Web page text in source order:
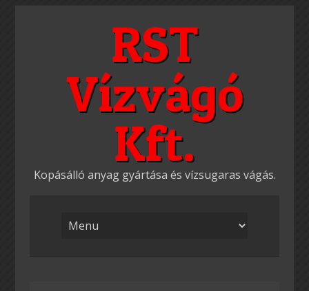
RST
Vízvágó
Kft.
Kopásálló anyag gyártása és vízsugaras vágás.